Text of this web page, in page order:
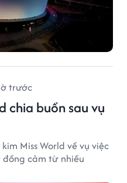
trước
chia buồn sau vụ
Miss World về vụ việc
cảm từ nhiều